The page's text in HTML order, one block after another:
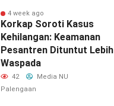
4 week ago
Korkap Soroti Kasus
Kehilangan: Keamanan
Pesantren Dituntut Lebih
Waspada‎
42
Media NU
Palengaan